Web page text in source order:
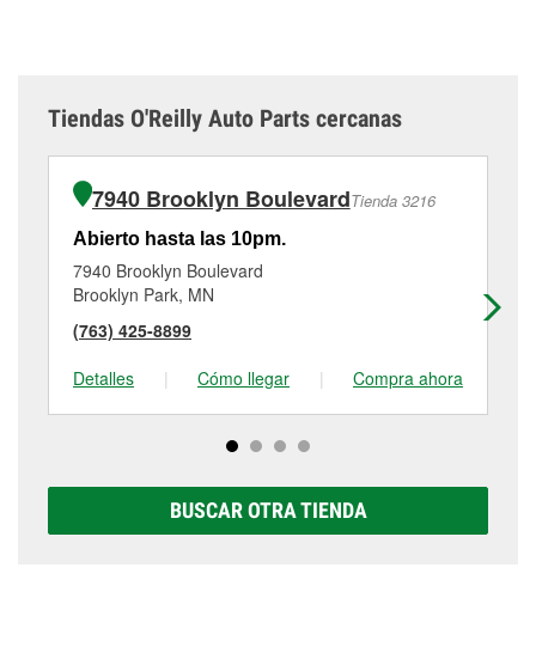
Tiendas O'Reilly Auto Parts cercanas
7940 Brooklyn BoulevardTienda 3216
Abierto hasta las 10pm.
7940 Brooklyn Boulevard
Brooklyn Park, MN
(763) 425-8899
Detalles
| Cómo llegar | Compra ahora
BUSCAR OTRA TIENDA